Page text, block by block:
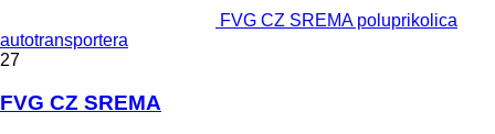
FVG CZ SREMA poluprikolica
autotransportera
27
FVG CZ SREMA